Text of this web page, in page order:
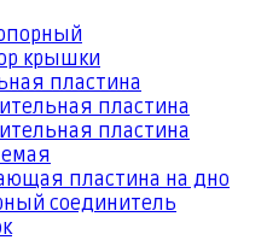
крышки
пластина
пластина
пластина
пластина на дно
соединитель